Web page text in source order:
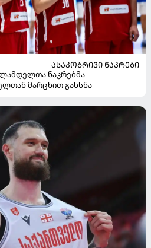
ᲐᲡᲐᲙᲝᲑᲠᲘᲕᲘ ᲜᲐᲙᲠᲔᲑᲘ
ნაკრებმა
მარცხით გახსნა